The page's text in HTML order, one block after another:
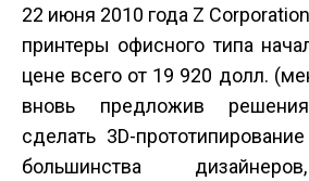
22 июня 2010 года Z
принтеры офисного типа
цене всего от 19 920 долл.
вновь предложив
сделать 3D-
большинства